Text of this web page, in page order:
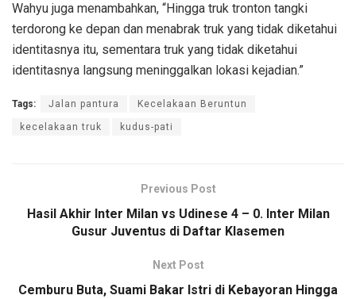
Wahyu juga menambahkan, “Hingga truk tronton tangki
terdorong ke depan dan menabrak truk yang tidak diketahui
identitasnya itu, sementara truk yang tidak diketahui
identitasnya langsung meninggalkan lokasi kejadian.”
Tags: Jalan pantura Kecelakaan Beruntun
kecelakaan truk kudus-pati
Previous Post
Hasil Akhir Inter Milan vs Udinese 4 – 0. Inter Milan
Gusur Juventus di Daftar Klasemen
Next Post
Cemburu Buta, Suami Bakar Istri di Kebayoran Hingga